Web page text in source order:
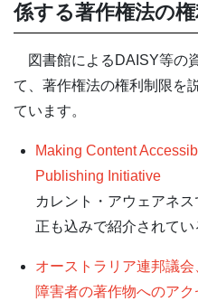
係する著作権法の
図書館によるDAISY等の
て、著作権法の権利制限を
ています。
Making Content
Publishing Initiative
カレント・アウェアネ
正も込みで紹介されてい
オーストラリア連邦議
障害者の著作物へのア